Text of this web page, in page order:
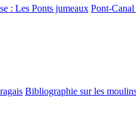
: Les Ponts jumeaux Pont-
Bibliographie sur les